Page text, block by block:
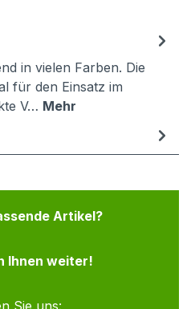
in vielen Farben. Die
für den Einsatz im
V… Mehr
Artikel?
Ihnen weiter!